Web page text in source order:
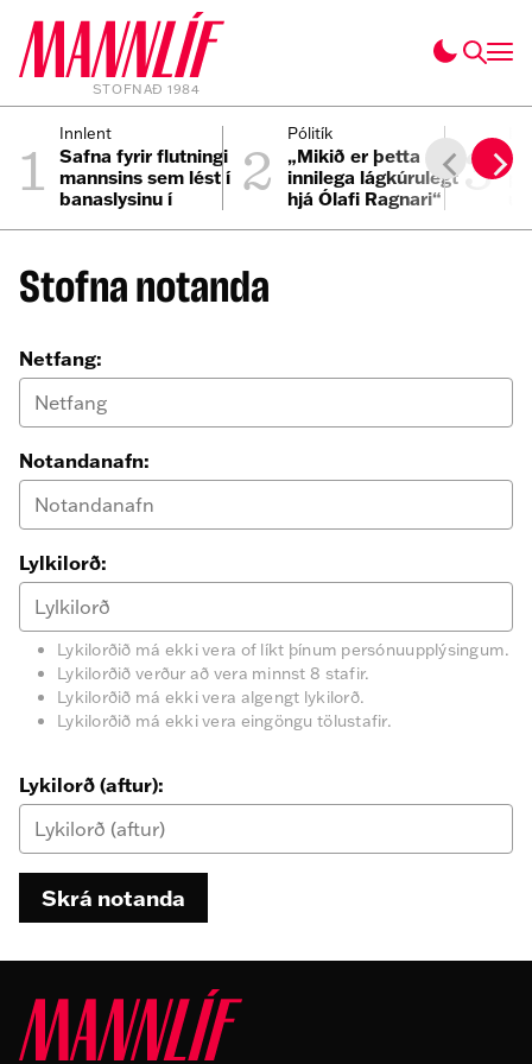
STOFNAÐ 1984
1 Innlent
Safna fyrir flutningi
mannsins sem lést í
banaslysinu í
2 Pólitík
„Mikið er þetta
innilega lágkúrulegt
hjá Ólafi Ragnari“
3
Stofna notanda
Netfang:
Notandanafn:
Lylkilorð:
Lykilorðið má ekki vera of líkt þínum persónuupplýsingum.
Lykilorðið verður að vera minnst 8 stafir.
Lykilorðið má ekki vera algengt lykilorð.
Lykilorðið má ekki vera eingöngu tölustafir.
Lykilorð (aftur):
Skrá notanda